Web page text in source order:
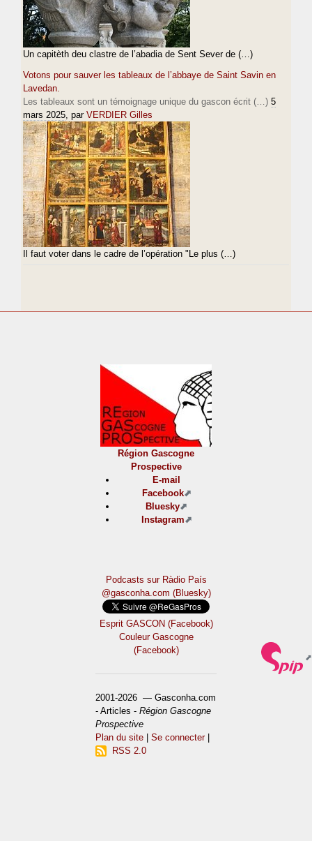
Un capitèth deu clastre de l’abadia de Sent Sever de (…)
Votons pour sauver les tableaux de l’abbaye de Saint Savin en
Lavedan.
Les tableaux sont un témoignage unique du gascon écrit (…) 5
mars 2025 , par VERDIER Gilles
Il faut voter dans le cadre de l’opération "Le plus (…)
Région Gascogne
Prospective
E-mail
Facebook
Bluesky
Instagram
Podcasts sur Ràdio País
@gasconha.com (Bluesky)
Esprit GASCON (Facebook)
Couleur Gascogne
(Facebook)
2001-2026 — Gasconha.com
- Articles -Région Gascogne
Prospective
Plan du site |Se connecter|
RSS 2.0